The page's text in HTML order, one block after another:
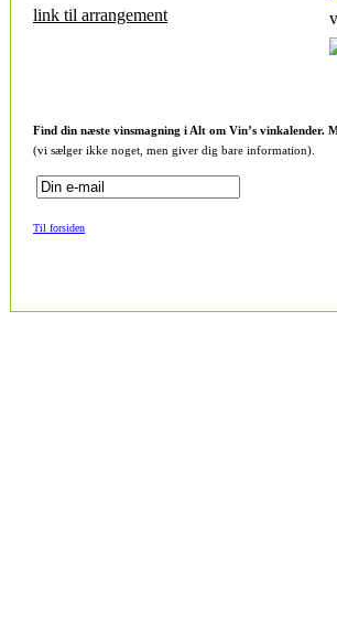
link til arrangement
Find din næste vinsmagning i Alt om Vin’s vinkalender.
(vi sælger ikke noget, men giver dig bare information).
Til forsiden